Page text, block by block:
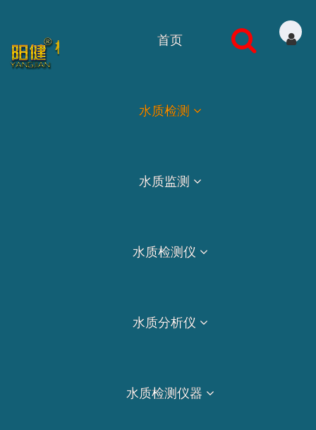
首页
水质检测
水质监测
水质检测仪
水质分析仪
水质检测仪器